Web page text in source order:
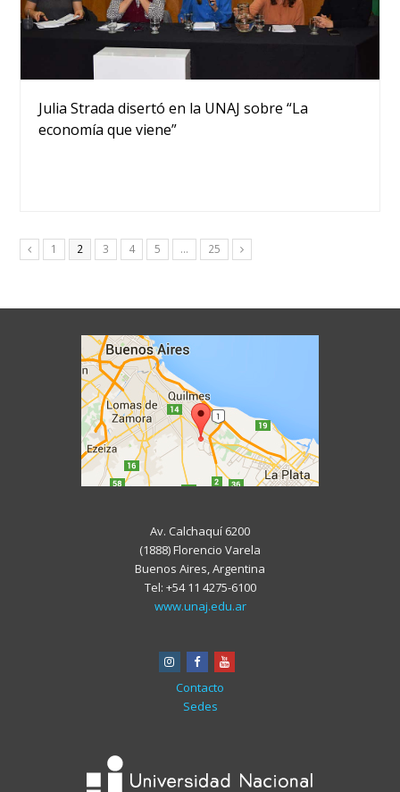
Julia Strada disertó en la UNAJ sobre “La
economía que viene”
AnteriorPage
1 Page
2 Page
3 Page
4 Page
5 … Page
25 Siguiente
Av. Calchaquí 6200
(1888) Florencio Varela
Buenos Aires, Argentina
Tel: +54 11 4275-6100
www.unaj.edu.ar
instagram
facebookyoutube
Contacto
Sedes